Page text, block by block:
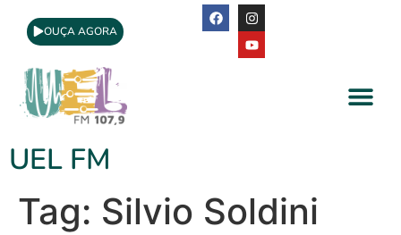
OUÇA AGORA
UEL FM
Tag: Silvio Soldini